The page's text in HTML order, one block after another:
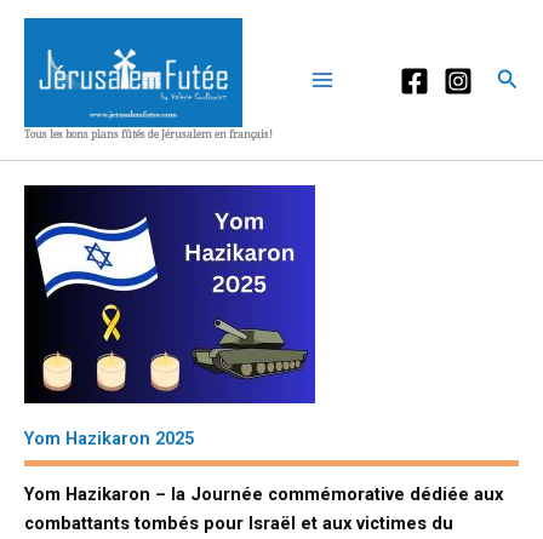
Aller
contenu
Tous les bons plans fûtés de Jérusalem en français!
Yom Hazikaron 2025
Yom Hazikaron – la Journée commémorative dédiée aux
combattants tombés pour Israël et aux victimes du